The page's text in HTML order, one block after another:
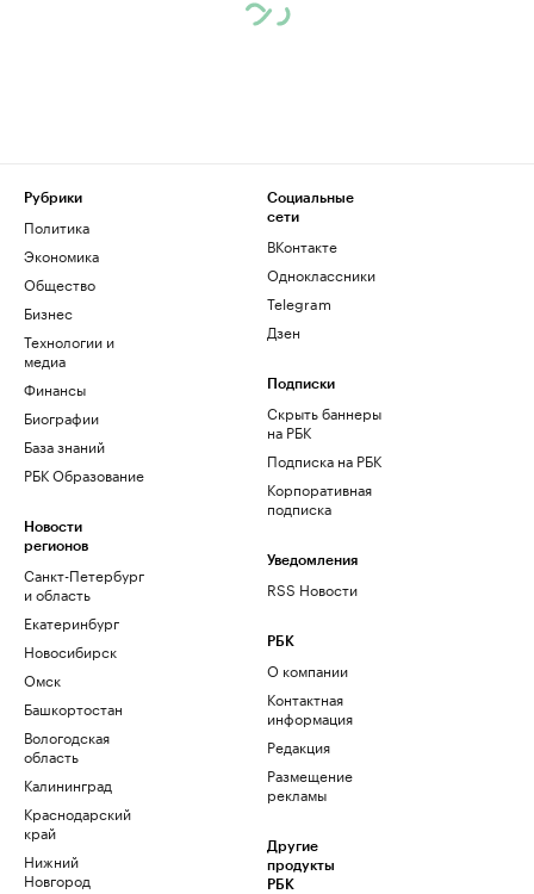
Рубрики
Политика
Экономика
Общество
Бизнес
Технологии и
медиа
Финансы
Биографии
База знаний
РБК Образование
Новости
регионов
Санкт-Петербург
и область
Екатеринбург
Новосибирск
Омск
Башкортостан
Вологодская
область
Калининград
Краснодарский
край
Нижний
Новгород
Социальные
сети
ВКонтакте
Одноклассники
Telegram
Дзен
Подписки
Скрыть баннеры
на РБК
Подписка на РБК
Корпоративная
подписка
Уведомления
RSS Новости
РБК
О компании
Контактная
информация
Редакция
Размещение
рекламы
Другие
продукты
РБК